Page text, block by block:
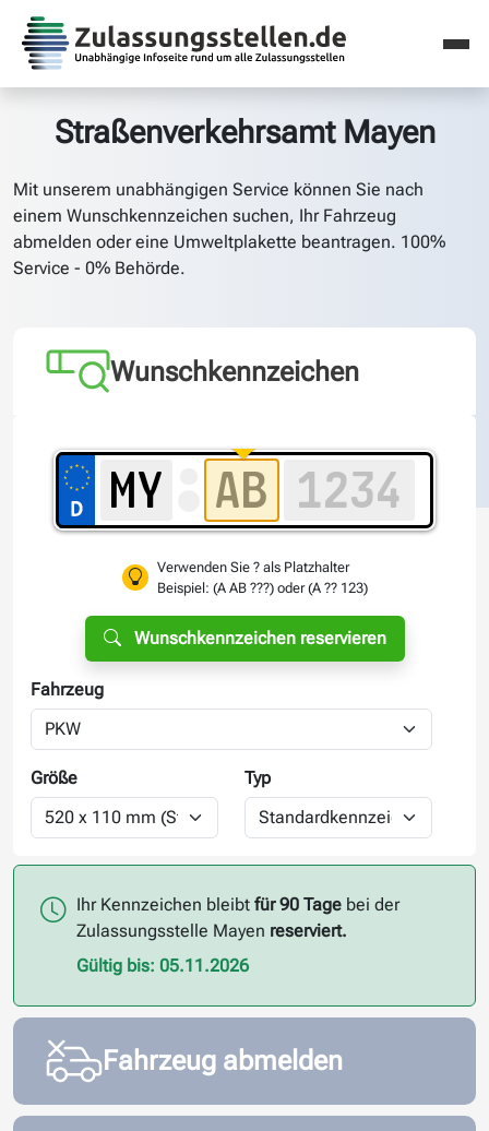
Straßenverkehrsamt Mayen
Mit unserem unabhängigen Service können Sie nach
einem Wunschkennzeichen suchen, Ihr Fahrzeug
abmelden oder eine Umweltplakette beantragen. 100%
Service - 0% Behörde.
Wunschkennzeichen
Verwenden Sie ? als Platzhalter
Beispiel: (A AB ???) oder (A ?? 123)
Wunschkennzeichen reservieren
Fahrzeug
Größe Typ
Ihr Kennzeichen bleibtfür 90 Tage bei der
Zulassungsstelle Mayen reserviert.
Gültig bis: 05.11.2026
Fahrzeug abmelden